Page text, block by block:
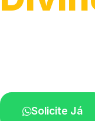
Solicite Já